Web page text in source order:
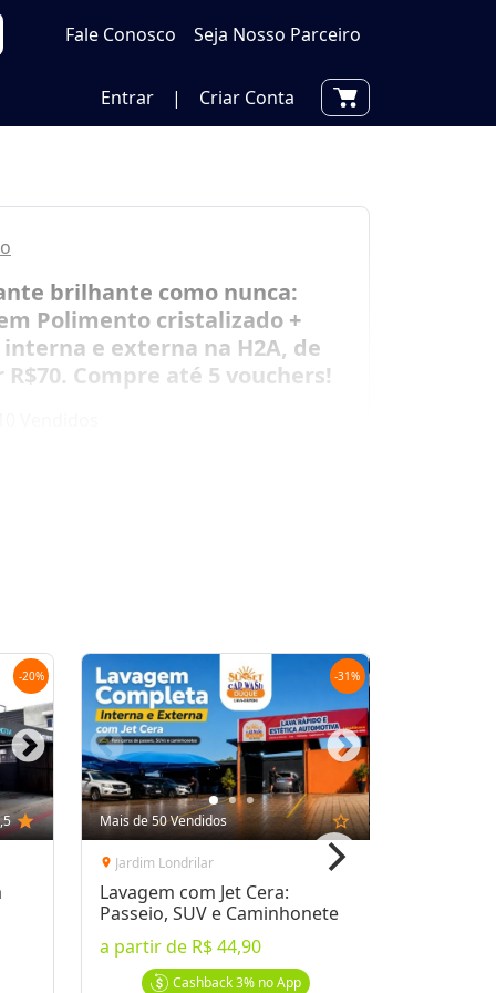
Fale Conosco Seja Nosso Parceiro
Entrar | Criar Conta
brilhante como nunca:
em Polimento cristalizado +
interna e externa na H2A, de
R$70. Compre até 5 vouchers!
-20%
star
-31%
Mais de 50 Vendidos star_outline
location_on Jardim Londrilar
Lavagem com Jet Cera:
Passeio, SUV e Caminhonete
a partir de R$ 44,90
Cashback3%no App